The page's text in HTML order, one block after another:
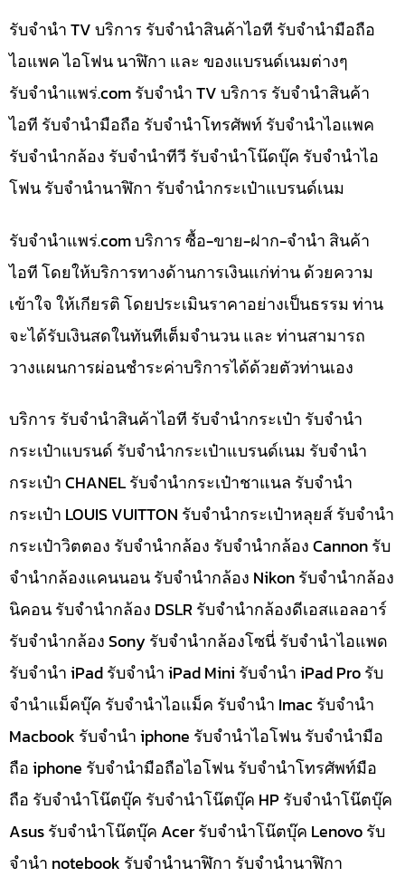
รับจำนำ TV บริการ รับจำนำสินค้าไอที รับจำนำมือถือ
ไอแพค ไอโฟน นาฬิกา และ ของแบรนด์เนมต่างๆ
รับจํานําแพร่.com รับจำนำ TV บริการ รับจำนำสินค้า
ไอที รับจำนำมือถือ รับจำนำโทรศัพท์ รับจำนำไอแพค
รับจำนำกล้อง รับจำนำทีวี รับจำนำโน๊ดบุ๊ค รับจำนำไอ
โฟน รับจำนำนาฬิกา รับจำนำกระเป๋าแบรนด์เนม
รับจํานําแพร่.com บริการ ซื้อ-ขาย-ฝาก-จำนำ สินค้า
ไอที โดยให้บริการทางด้านการเงินแก่ท่าน ด้วยความ
เข้าใจ ให้เกียรติ โดยประเมินราคาอย่างเป็นธรรม ท่าน
จะได้รับเงินสดในทันทีเต็มจำนวน และ ท่านสามารถ
วางแผนการผ่อนชำระค่าบริการได้ด้วยตัวท่านเอง
บริการ รับจำนำสินค้าไอที รับจำนำกระเป๋า รับจำนำ
กระเป๋าแบรนด์ รับจำนำกระเป๋าแบรนด์เนม รับจำนำ
กระเป๋า CHANEL รับจำนำกระเป๋าชาแนล รับจำนำ
กระเป๋า LOUIS VUITTON รับจำนำกระเป๋าหลุยส์ รับจำนำ
กระเป๋าวิตตอง รับจำนำกล้อง รับจำนำกล้อง Cannon รับ
จำนำกล้องแคนนอน รับจำนำกล้อง Nikon รับจำนำกล้อง
นิคอน รับจำนำกล้อง DSLR รับจำนำกล้องดีเอสแอลอาร์
รับจำนำกล้อง Sony รับจำนำกล้องโซนี่ รับจำนำไอแพด
รับจำนำ iPad รับจำนำ iPad Mini รับจำนำ iPad Pro รับ
จำนำแม็คบุ๊ค รับจำนำไอแม็ค รับจำนำ Imac รับจำนำ
Macbook รับจำนำ iphone รับจำนำไอโฟน รับจำนำมือ
ถือ iphone รับจำนำมือถือไอโฟน รับจำนำโทรศัพท์มือ
ถือ รับจำนำโน๊ตบุ๊ค รับจำนำโน๊ตบุ๊ค HP รับจำนำโน๊ตบุ๊ค
Asus รับจำนำโน๊ตบุ๊ค Acer รับจำนำโน๊ตบุ๊ค Lenovo รับ
จำนำ notebook รับจำนำนาฬิกา รับจำนำนาฬิกา